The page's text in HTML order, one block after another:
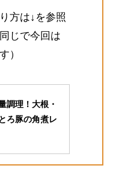
方は↓を参照
じで今回は
）
調理！大根・
ろ豚の角煮レ